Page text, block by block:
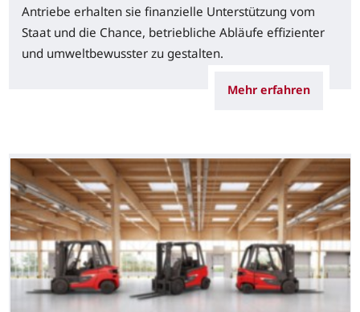
Antriebe erhalten sie finanzielle Unterstützung vom
Staat und die Chance, betriebliche Abläufe effizienter
und umweltbewusster zu gestalten.
Mehr erfahren